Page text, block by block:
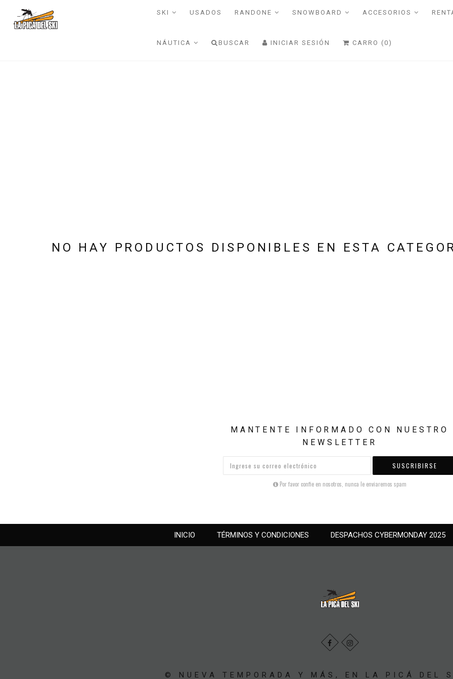
SKI USADOS RANDONE SNOWBOARD ACCESORIOS
NÁUTICA BUSCAR INICIAR SESIÓN CARRO (0)
NO HAY PRODUCTOS DISPONIBLES EN ESTA
MANTENTE INFORMADO CON NUESTRO
NEWSLETTER
SUSCRIBIRSE
Por favor confie en nosotros, nunca le enviaremos spam
INICIO TÉRMINOS Y CONDICIONES DESPACHOS CYBERMONDAY 2025
© NUEVA TEMPORADA Y MÁS, EN LA PICÁ DEL